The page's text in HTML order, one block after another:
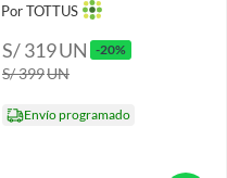
Por TOTTUS
S/ 319UN -20%
S/ 399UN
Envío programado